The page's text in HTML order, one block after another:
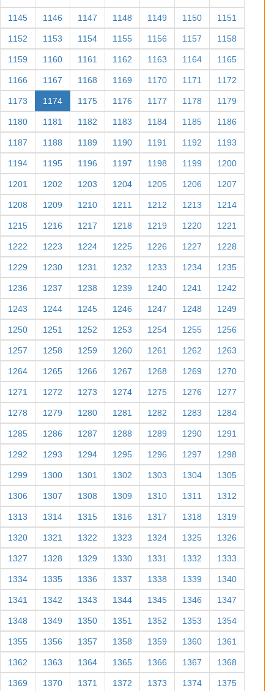
1145 1146 1147 1148 1149 1150 1151
1152 1153 1154 1155 1156 1157 1158
1159 1160 1161 1162 1163 1164 1165
1166 1167 1168 1169 1170 1171 1172
1173 1174 1175 1176 1177 1178 1179
1180 1181 1182 1183 1184 1185 1186
1187 1188 1189 1190 1191 1192 1193
1194 1195 1196 1197 1198 1199 1200
1201 1202 1203 1204 1205 1206 1207
1208 1209 1210 1211 1212 1213 1214
1215 1216 1217 1218 1219 1220 1221
1222 1223 1224 1225 1226 1227 1228
1229 1230 1231 1232 1233 1234 1235
1236 1237 1238 1239 1240 1241 1242
1243 1244 1245 1246 1247 1248 1249
1250 1251 1252 1253 1254 1255 1256
1257 1258 1259 1260 1261 1262 1263
1264 1265 1266 1267 1268 1269 1270
1271 1272 1273 1274 1275 1276 1277
1278 1279 1280 1281 1282 1283 1284
1285 1286 1287 1288 1289 1290 1291
1292 1293 1294 1295 1296 1297 1298
1299 1300 1301 1302 1303 1304 1305
1306 1307 1308 1309 1310 1311 1312
1313 1314 1315 1316 1317 1318 1319
1320 1321 1322 1323 1324 1325 1326
1327 1328 1329 1330 1331 1332 1333
1334 1335 1336 1337 1338 1339 1340
1341 1342 1343 1344 1345 1346 1347
1348 1349 1350 1351 1352 1353 1354
1355 1356 1357 1358 1359 1360 1361
1362 1363 1364 1365 1366 1367 1368
1369 1370 1371 1372 1373 1374 1375